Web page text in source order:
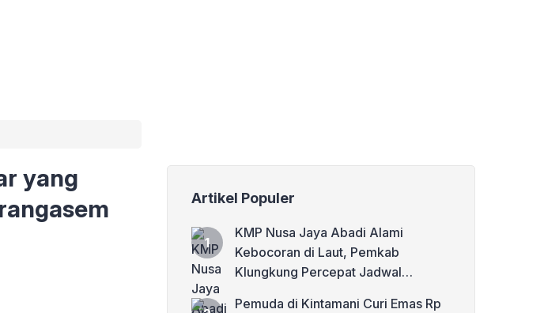
yang
Artikel Populer
KMP Nusa Jaya Abadi Alami
Kebocoran di Laut, Pemkab
Klungkung Percepat Jadwal
Pemuda di Kintamani Curi Emas Rp